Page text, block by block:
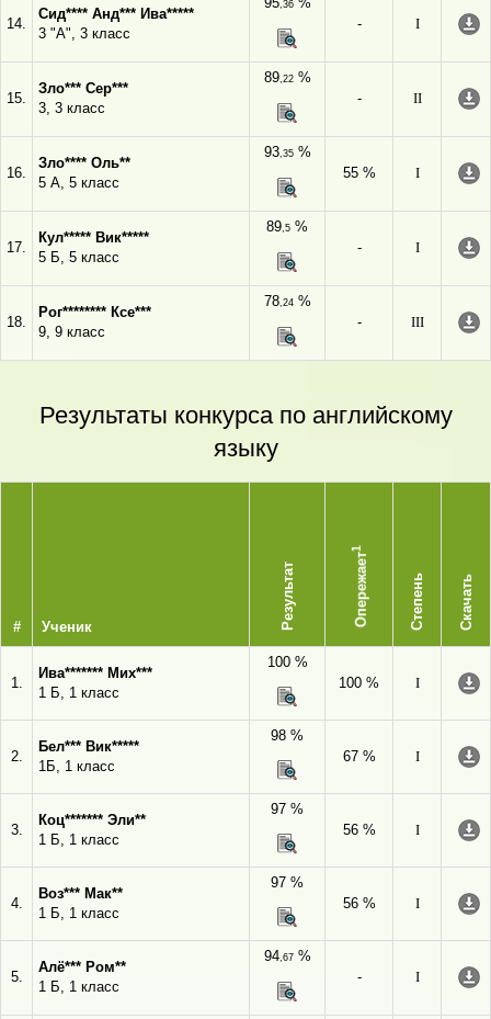
14.
Сид**** Анд*** Ива*****
3 "А", 3 класс
,36
-
I
15.
Зло*** Сер***
3, 3 класс
89,22%
-
II
16.
Зло**** Оль**
5 А, 5 класс
93,35%
55 %
I
17.
Кул***** Вик*****
5 Б, 5 класс
89,5 %
-
I
18.
Рог******** Ксе***
9, 9 класс
78,24%
-
III
Результаты конкурса по английскому
языку
# Ученик Результат Опережает
1
Степень Скачать
1.
Ива******* Мих***
1 Б, 1 класс
100 %
100 %
I
2.
Бел*** Вик*****
1Б, 1 класс
98 %
67 %
I
3.
Коц******* Эли**
1 Б, 1 класс
97 %
56 %
I
4.
Воз*** Мак**
1 Б, 1 класс
97 %
56 %
I
5.
Алё*** Ром**
1 Б, 1 класс
94,67%
-
I